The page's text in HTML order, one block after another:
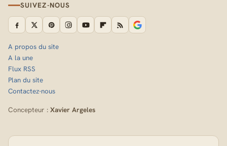
SUIVEZ-NOUS
A propos du site
A la une
Flux RSS
Plan du site
Contactez-nous
Concepteur : Xavier Argeles